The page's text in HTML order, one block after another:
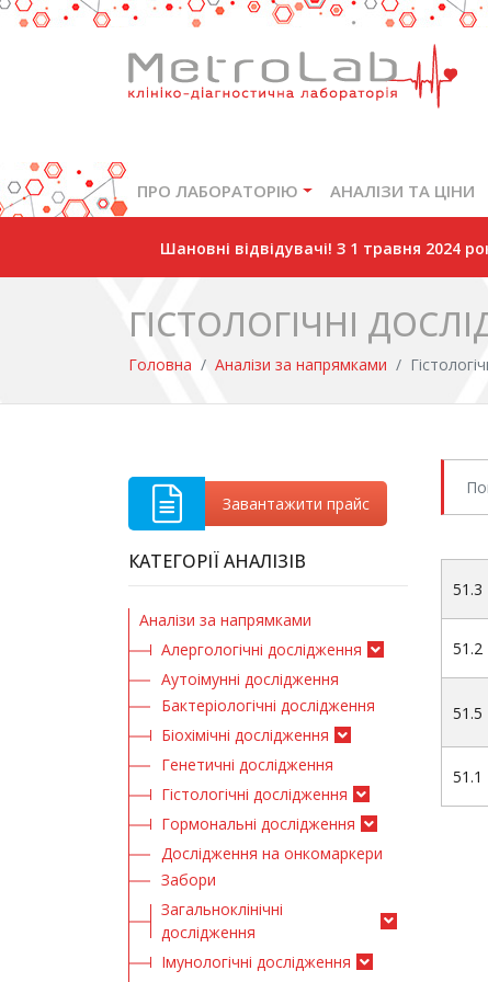
ПРО ЛАБОРАТОРІЮ АНАЛІЗИ ТА ЦІНИ
Шановні відвідувачі! З 1 травня 2024
ГІСТОЛОГІЧНІ
Головна Аналізи за напрямками
Завантажити прайс
КАТЕГОРІЇ АНАЛІЗІВ
Аналізи за напрямками
Алергологічні дослідження
Аутоімунні дослідження
Бактеріологічні дослідження
Біохімічні дослідження
Генетичні дослідження
Гістологічні дослідження
Гормональні дослідження
Дослідження на онкомаркери
Забори
Загальноклінічні
дослідження
Імунологічні дослідження
51.3
51.2
51.5
51.1